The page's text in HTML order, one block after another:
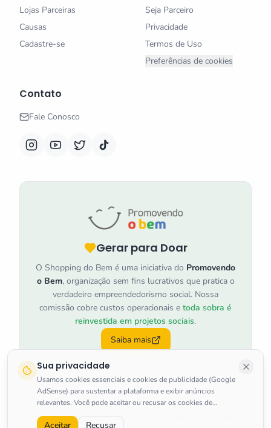
Sua privacidade
Usamos cookies essenciais e cookies de publicidade (Google
AdSense) para sustentar a plataforma e exibir anúncios
relevantes. Você pode aceitar ou recusar os cookies de
marketing a qualquer momento.
Aceitar Recusar
Lojas Parceiras
Causas
Cadastre-se
Seja Parceiro
Privacidade
Termos de Uso
Preferências de cookies
Contato
Fale Conosco
Gerar para Doar
O Shopping do Bem é uma iniciativa do Promovendo
o Bem, organização sem fins lucrativos que pratica o
verdadeiro empreendedorismo social. Nossa
comissão cobre custos operacionais e toda sobra é
reinvestida em projetos sociais.
Saiba mais
©2026 Shopping do Bem